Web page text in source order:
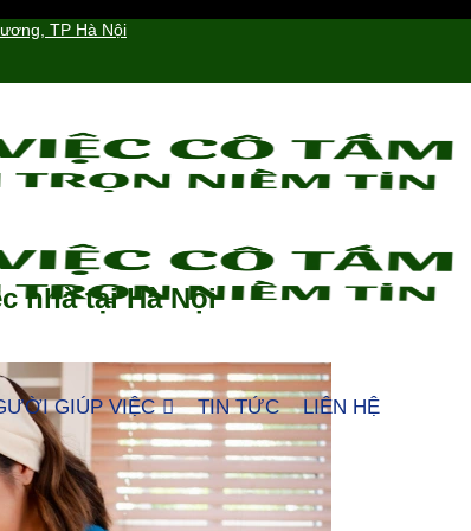
TP Hà Nội
GIÚP VIỆC TIN TỨC LIÊN HỆ
nhà tại Hà Nội